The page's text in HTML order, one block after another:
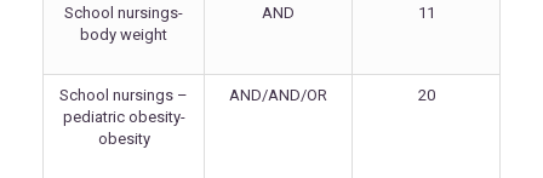
School nursings-
body weight
AND 11
School nursings –
pediatric obesity-
obesity
AND/AND/OR 20